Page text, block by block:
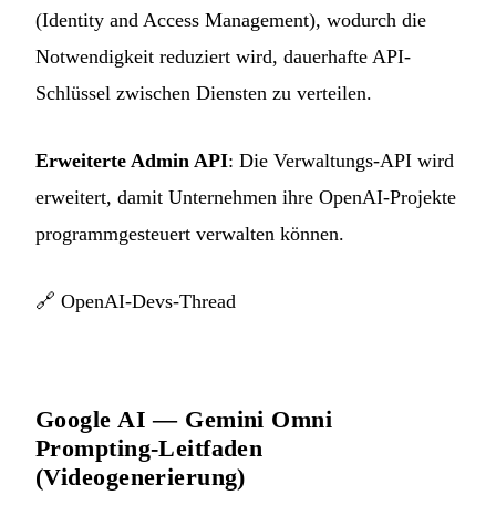
(Identity and Access Management), wodurch die
Notwendigkeit reduziert wird, dauerhafte API-
Schlüssel zwischen Diensten zu verteilen.
Erweiterte Admin API: Die Verwaltungs-API wird
erweitert, damit Unternehmen ihre OpenAI-Projekte
programmgesteuert verwalten können.
🔗 OpenAI-Devs-Thread
Google AI — Gemini Omni
Prompting-Leitfaden
(Videogenerierung)